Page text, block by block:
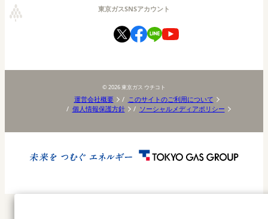
東京ガスSNSアカウント
© 2026 東京ガス ウチコト
運営会社概要
このサイトのご利用について
個人情報保護方針
ソーシャルメディアポリシー